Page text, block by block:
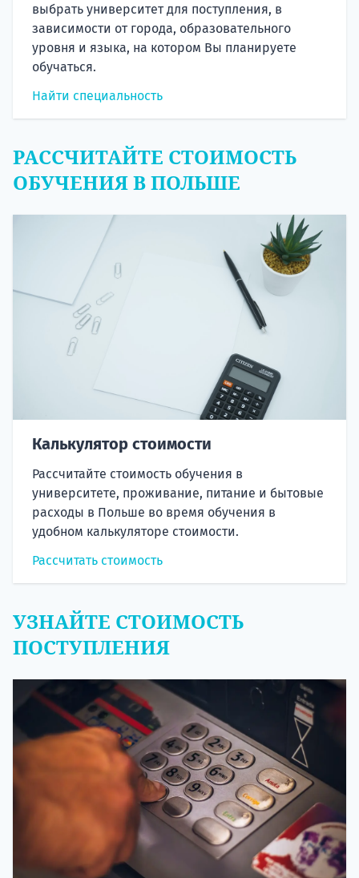
выбрать университет для поступления, в
зависимости от города, образовательного
уровня и языка, на котором Вы планируете
обучаться.
Найти специальность
РАССЧИТАЙТЕ СТОИМОСТЬ
ОБУЧЕНИЯ В ПОЛЬШЕ
Калькулятор стоимости
Рассчитайте стоимость обучения в
университете, проживание, питание и бытовые
расходы в Польше во время обучения в
удобном калькуляторе стоимости.
Рассчитать стоимость
УЗНАЙТЕ СТОИМОСТЬ
ПОСТУПЛЕНИЯ